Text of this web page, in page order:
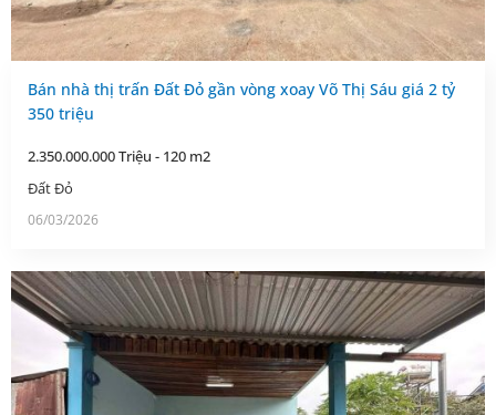
Bán nhà thị trấn Đất Đỏ gần vòng xoay Võ Thị Sáu giá 2 tỷ
350 triệu
2.350.000.000 Triệu - 120 m2
Đất Đỏ
06/03/2026